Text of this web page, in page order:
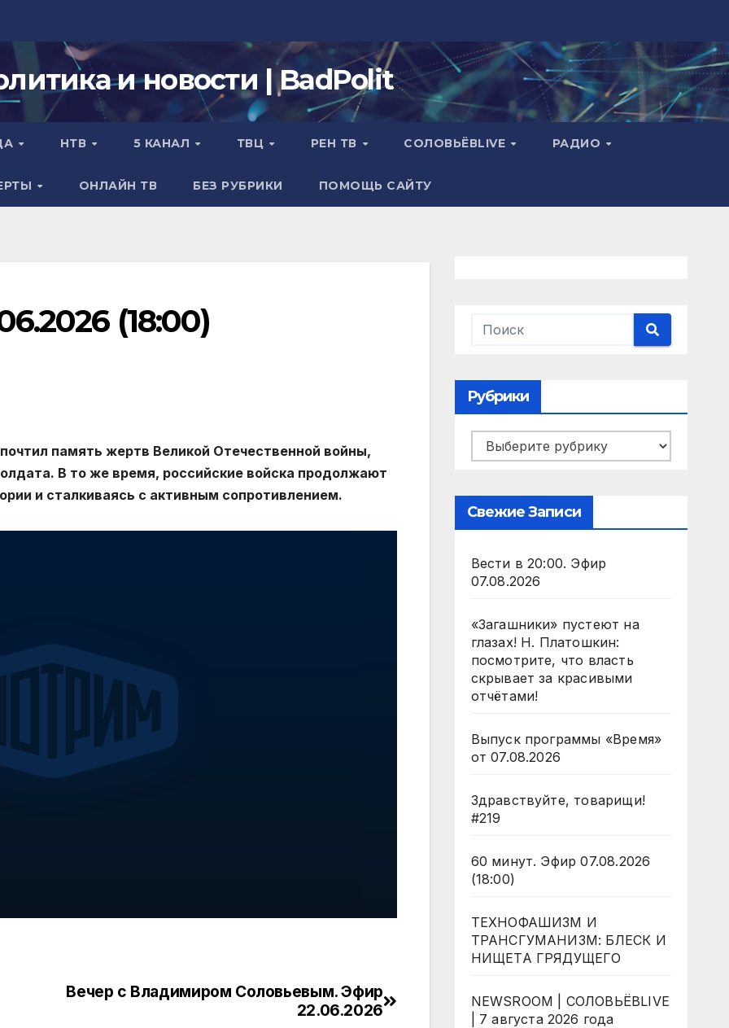
и новости | BadPolit
НТВ 5 КАНАЛ ТВЦ РЕН ТВ СОЛОВЬЁВLIVE РАДИО
ОНЛАЙН ТВ БЕЗ РУБРИКИ ПОМОЩЬ САЙТУ
(18:00)
память жертв Великой Отечественной войны,
В то же время, российские войска продолжают
и сталкиваясь с активным сопротивлением.
Вечер с Владимиром Соловьевым. Эфир
22.06.2026
Рубрики
Рубрики
Свежие Записи
Вести в 20:00. Эфир
07.08.2026
«Загашники» пустеют на
глазах! Н. Платошкин:
посмотрите, что власть
скрывает за красивыми
отчётами!
Выпуск программы «Время»
от 07.08.2026
Здравствуйте, товарищи!
#219
60 минут. Эфир 07.08.2026
(18:00)
ТЕХНОФАШИЗМ И
ТРАНСГУМАНИЗМ: БЛЕСК И
НИЩЕТА ГРЯДУЩЕГО
NEWSROOM | СОЛОВЬЁВLIVE
| 7 августа 2026 года